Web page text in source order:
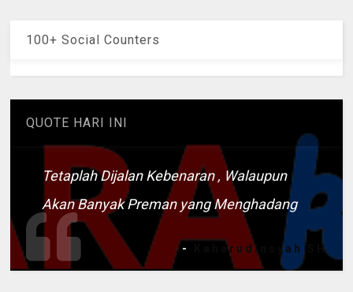
100+ Social Counters
QUOTE HARI INI
Tetaplah Dijalan Kebenaran , Walaupun
Akan Banyak Preman yang Menghadang
- Kaharudinsyah SH